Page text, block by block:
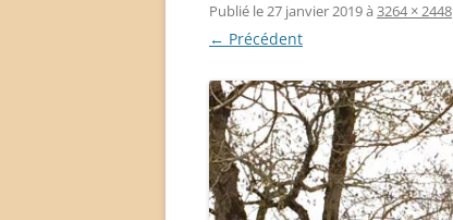
Publié le27 janvier 2019à 3264 × 2448
← Précédent